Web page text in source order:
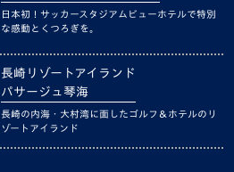
日本初！サッカースタジアムビューホテルで特別
な感動とくつろぎを。
長崎リゾートアイランド
パサージュ琴海
長崎の内海・大村湾に面したゴルフ＆ホテルのリ
ゾートアイランド